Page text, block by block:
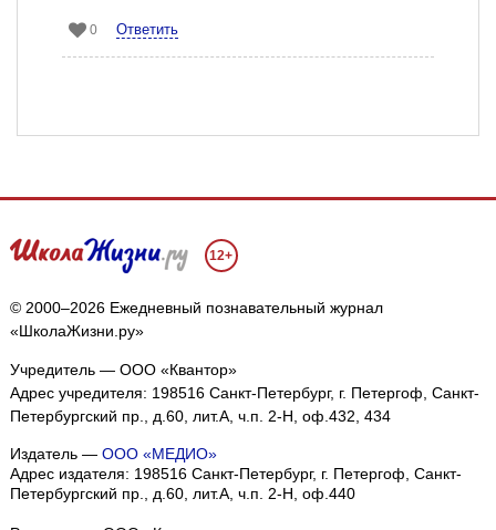
0 Ответить
12+
© 2000–2026 Ежедневный познавательный журнал
«ШколаЖизни.ру»
Учредитель — ООО «Квантор»
Адрес учредителя: 198516 Санкт-Петербург, г. Петергоф, Санкт-
Петербургский пр., д.60, лит.А, ч.п. 2-Н, оф.432, 434
Издатель — ООО «МЕДИО»
Адрес издателя: 198516 Санкт-Петербург, г. Петергоф, Санкт-
Петербургский пр., д.60, лит.А, ч.п. 2-Н, оф.440